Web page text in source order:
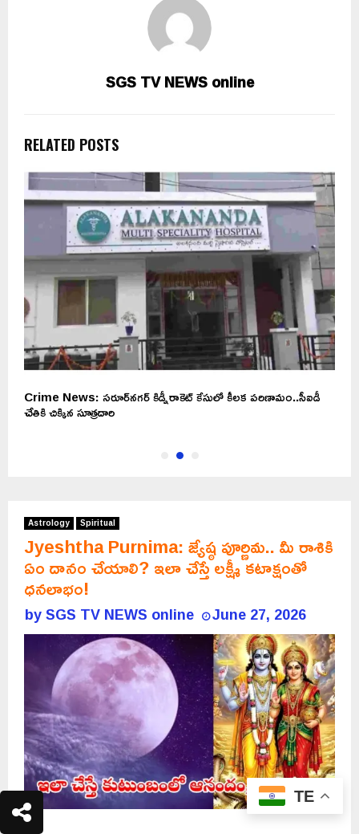
SGS TV NEWS online
RELATED POSTS
Crime News: సరూర్‌నగర్‌ కిడ్నీరాకెట్‌ కేసులో కీలక పరిణామం..సీఐడీ
చేతికి చిక్కిన సూత్రదారి
Astrology Spiritual
Jyeshtha Purnima: జ్యేష్ఠ పూర్ణిమ.. మీ రాశికి
ఏం దానం చేయాలి? ఇలా చేస్తే లక్ష్మీ కటాక్షంతో
ధనలాభం!
bySGS TV NEWS online June 27, 2026
TE